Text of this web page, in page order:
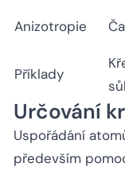
Anizotropie
Příklady
sůl
Určování
Uspořádání
především